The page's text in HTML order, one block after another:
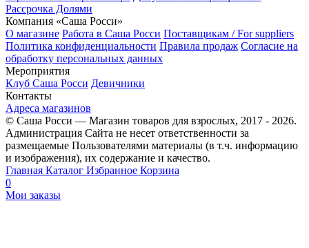
Рассрочка Долями
Компания «Саша Росси»
О магазине Работа в Саша Росси Поставщикам / For suppliers
Политика конфиденциальности Правила продаж Согласие на
обработку персональных данных
Мероприятия
Клуб Саша Росси Девичники
Контакты
Адреса магазинов
© Саша Росси — Магазин товаров для взрослых, 2017 - 2026.
Администрация Сайта не несет ответственности за
размещаемые Пользователями материалы (в т.ч. информацию
и изображения), их содержание и качество.
Главная Каталог Избранное Корзина
0
Мои заказы